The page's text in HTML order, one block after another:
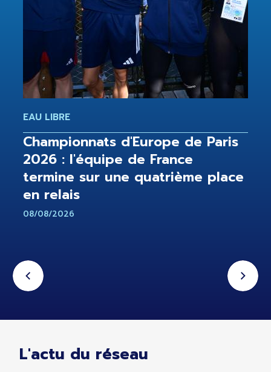
EAU LIBRE
Championnats d'Europe de Paris
2026 : l'équipe de France
termine sur une quatrième place
en relais
08/08/2026
L'actu du réseau